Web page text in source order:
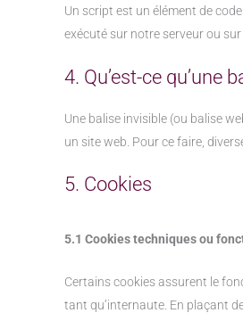
Un script est un élément de
exécuté sur notre serveur ou sur
4. Qu’est-ce qu’une
Une balise invisible (ou balise
un site web. Pour ce faire,
5. Cookies
5.1 Cookies techniques ou
Certains cookies assurent le
tant qu’internaute. En plaçant